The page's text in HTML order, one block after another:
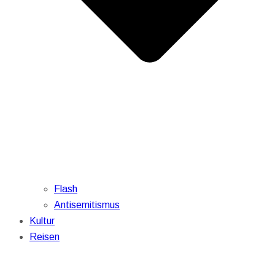
Flash
Antisemitismus
Kultur
Reisen